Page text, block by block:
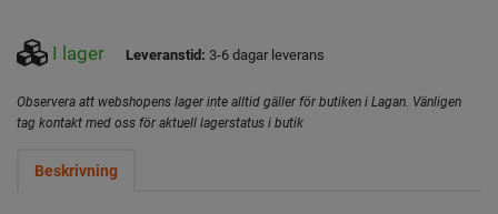
I lager Leveranstid: 3-6 dagar leverans
Observera att webshopens lager inte alltid gäller för butiken i Lagan. Vänligen
tag kontakt med oss för aktuell lagerstatus i butik
Beskrivning